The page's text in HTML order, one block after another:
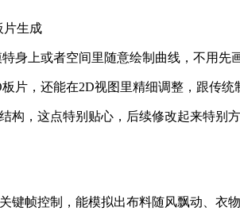
片生成
身上或者空间里随意绘制曲线，不用先
片，还能在2D视图里精细调整，跟
，这点特别贴心，后续修改起来特别
关键帧控制，能模拟出布料随风飘动